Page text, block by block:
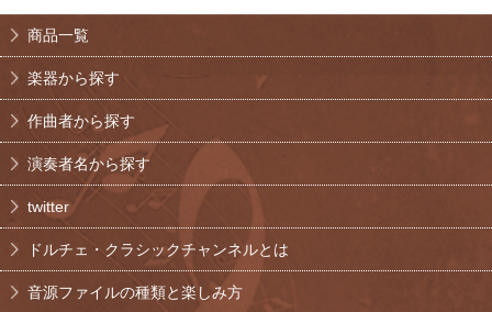
商品一覧
楽器から探す
作曲者から探す
演奏者名から探す
twitter
ドルチェ・クラシックチャンネルとは
音源ファイルの種類と楽しみ方